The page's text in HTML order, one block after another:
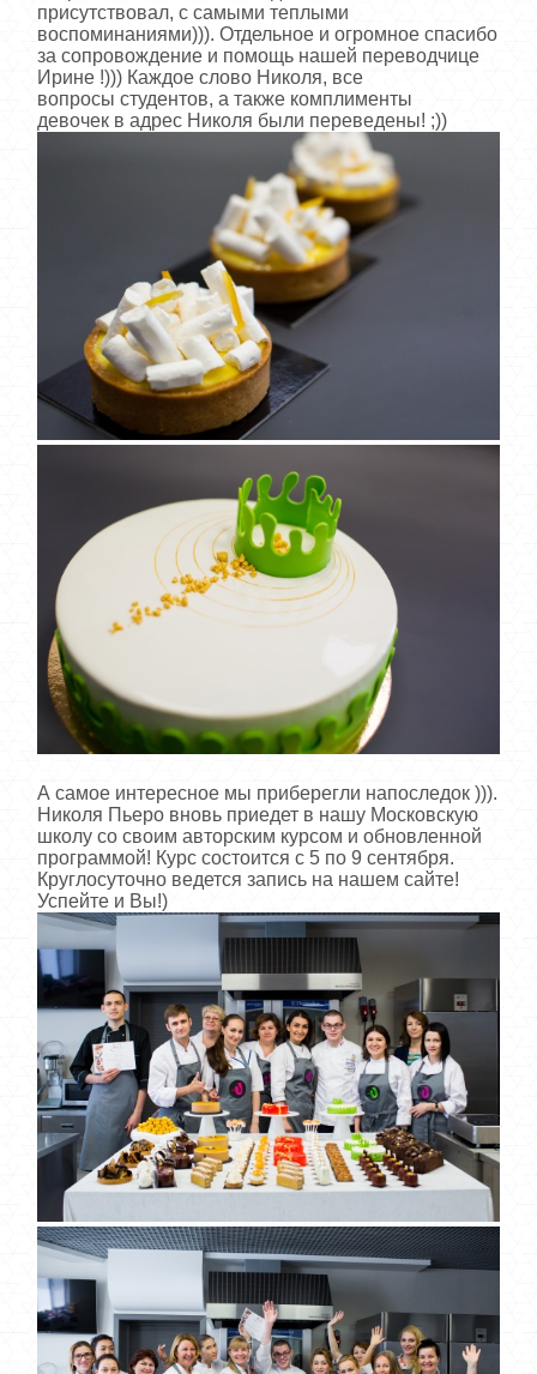
присутствовал, с самыми теплыми
воспоминаниями))). Отдельное и огромное спасибо
за сопровождение и помощь нашей переводчице
Ирине !))) Каждое слово Николя, все
вопросы студентов, а также комплименты
девочек в адрес Николя были переведены! ;))
А самое интересное мы приберегли напоследок ))).
Николя Пьеро вновь приедет в нашу Московскую
школу со своим авторским курсом и обновленной
программой! Курс состоится с 5 по 9 сентября.
Круглосуточно ведется запись на нашем сайте!
Успейте и Вы!)